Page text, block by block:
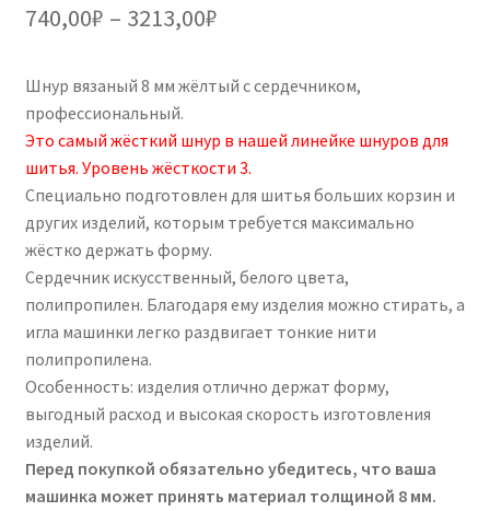
основе
пользовател
ей
740,00₽ – 3213,00₽Диапазон
740,00₽
–
3213,00₽
Шнур вязаный 8 мм жёлтый с сердечником,
профессиональный.
Это самый жёсткий шнур в нашей линейке шнуров для
шитья. Уровень жёсткости 3.
Специально подготовлен для шитья больших корзин и
других изделий, которым требуется максимально
жёстко держать форму.
Сердечник искусственный, белого цвета,
полипропилен. Благодаря ему изделия можно стирать, а
игла машинки легко раздвигает тонкие нити
полипропилена.
Особенность: изделия отлично держат форму,
выгодный расход и высокая скорость изготовления
изделий.
Перед покупкой обязательно убедитесь, что ваша
машинка может принять материал толщиной 8 мм.